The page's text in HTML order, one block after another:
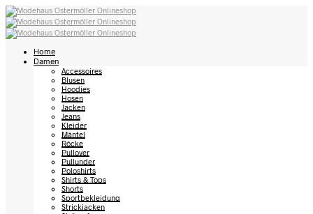
Home
Damen
Accessoires
Blusen
Hoodies
Hosen
Jacken
Jeans
Kleider
Mäntel
Röcke
Pullover
Pullunder
Poloshirts
Shirts & Tops
Shorts
Sportbekleidung
Strickjacken